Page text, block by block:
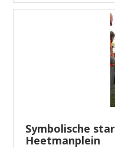
Symbolische
Heetmanplein